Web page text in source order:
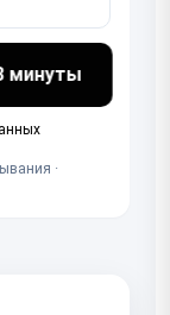
минуты
·